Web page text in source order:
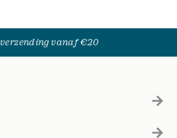
vanaf €20